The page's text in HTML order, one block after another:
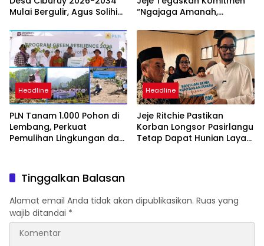
Mulai Bergulir, Agus Solihin
Visi “Ciburuy Merata, Adil
Diawasi BPD”
“Ngajaga Amanah,
Headline
PLN Tanam 1.000 Pohon di
Lembang, Perkuat
Pemulihan Lingkungan dan
Headline
Jeje Ritchie Pastikan
Korban Longsor Pasirlangu
Tetap Dapat Hunian Layak
Tinggalkan Balasan
Alamat email Anda tidak akan dipublikasikan. Ruas yang
wajib ditandai *